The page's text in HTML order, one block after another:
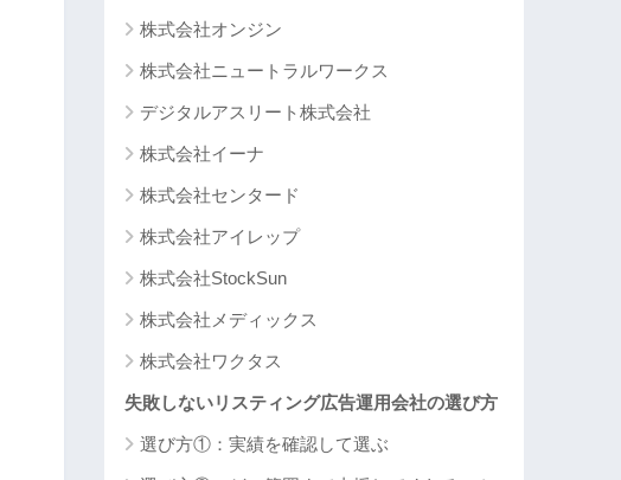
株式会社オンジン
株式会社ニュートラルワークス
デジタルアスリート株式会社
株式会社イーナ
株式会社センタード
株式会社アイレップ
株式会社StockSun
株式会社メディックス
株式会社ワクタス
失敗しないリスティング広告運用会社の選び方
選び方①：実績を確認して選ぶ